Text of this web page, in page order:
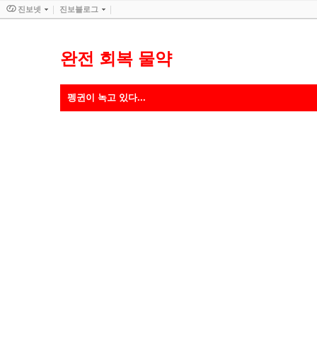
완전 회복 물약
펭귄이 녹고 있다...
진보넷 진보블로그